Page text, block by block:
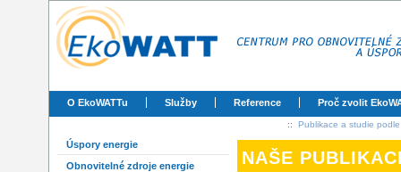
O EkoWATTu Služby Reference Proč zvolit
:: Publikace a studie
Úspory energie
Obnovitelné zdroje energie
NAŠE